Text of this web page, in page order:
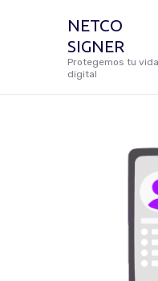
NETCO
SIGNER
Protegemos tu vida
digital
Manual
¿Cómo